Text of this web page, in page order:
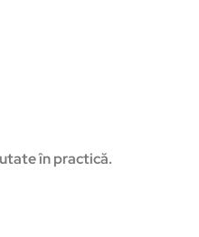
în practică.